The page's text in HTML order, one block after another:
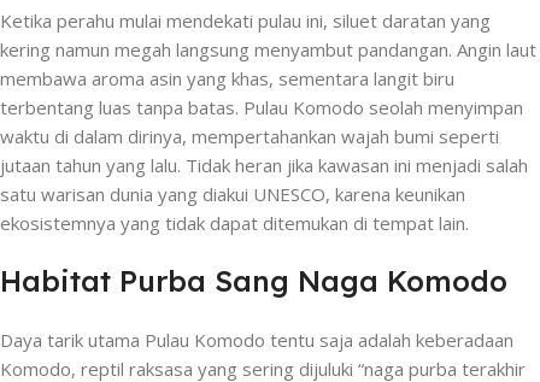
Ketika perahu mulai mendekati pulau ini, siluet daratan yang
kering namun megah langsung menyambut pandangan. Angin laut
membawa aroma asin yang khas, sementara langit biru
terbentang luas tanpa batas. Pulau Komodo seolah menyimpan
waktu di dalam dirinya, mempertahankan wajah bumi seperti
jutaan tahun yang lalu. Tidak heran jika kawasan ini menjadi salah
satu warisan dunia yang diakui UNESCO, karena keunikan
ekosistemnya yang tidak dapat ditemukan di tempat lain.
Habitat Purba Sang Naga Komodo
Daya tarik utama Pulau Komodo tentu saja adalah keberadaan
Komodo, reptil raksasa yang sering dijuluki “naga purba terakhir